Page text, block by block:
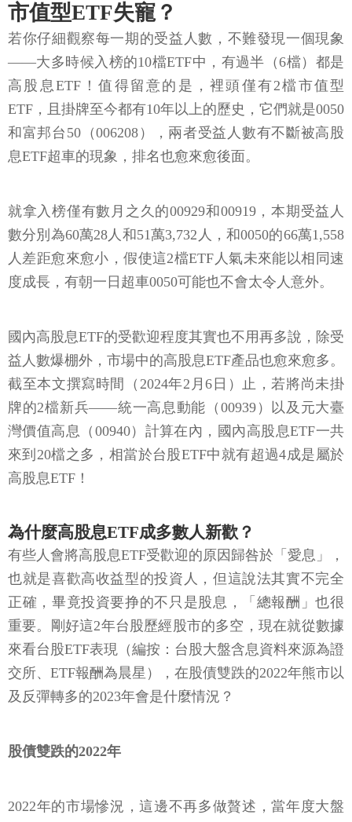
市值型ETF失寵？
若你仔細觀察每一期的受益人數，不難發現一個現象
——大多時候入榜的10檔ETF中，有過半（6檔）都是
高股息ETF！值得留意的是，裡頭僅有2檔市值型
ETF，且掛牌至今都有10年以上的歷史，它們就是0050
和富邦台50（006208），兩者受益人數有不斷被高股
息ETF超車的現象，排名也愈來愈後面。
就拿入榜僅有數月之久的00929和00919，本期受益人
數分別為60萬28人和51萬3,732人，和0050的66萬1,558
人差距愈來愈小，假使這2檔ETF人氣未來能以相同速
度成長，有朝一日超車0050可能也不會太令人意外。
國內高股息ETF的受歡迎程度其實也不用再多說，除受
益人數爆棚外，市場中的高股息ETF產品也愈來愈多。
截至本文撰寫時間（2024年2月6日）止，若將尚未掛
牌的2檔新兵——統一高息動能（00939）以及元大臺
灣價值高息（00940）計算在內，國內高股息ETF一共
來到20檔之多，相當於台股ETF中就有超過4成是屬於
高股息ETF！
為什麼高股息ETF成多數人新歡？
有些人會將高股息ETF受歡迎的原因歸咎於「愛息」，
也就是喜歡高收益型的投資人，但這說法其實不完全
正確，畢竟投資要挣的不只是股息，「總報酬」也很
重要。剛好這2年台股歷經股市的多空，現在就從數據
來看台股ETF表現（編按：台股大盤含息資料來源為證
交所、ETF報酬為晨星），在股債雙跌的2022年熊市以
及反彈轉多的2023年會是什麼情況？
股債雙跌的2022年
2022年的市場慘況，這邊不再多做贅述，當年度大盤